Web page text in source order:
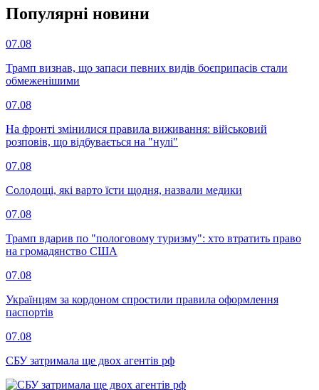
Популярнi новини
07.08
Трамп визнав, що запаси певних видів боєприпасів стали
обмеженішими
07.08
На фронті змінилися правила виживання: військовий
розповів, що відбувається на "нулі"
07.08
Солодощі, які варто їсти щодня, назвали медики
07.08
Трамп вдарив по "пологовому туризму": хто втратить право
на громадянство США
07.08
Українцям за кордоном спростили правила оформлення
паспортів
07.08
СБУ затримала ще двох агентів рф